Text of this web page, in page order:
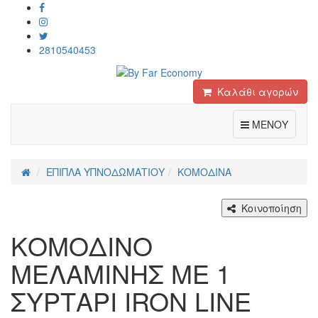
2810540453
Καλάθι αγορών
ΜΕΝΟΥ
ΕΠΙΠΛΑ ΥΠΝΟΔΩΜΑΤΙΟΥ ΚΟΜΟΔΙΝΑ
Κοινοποίηση
ΚΟΜΟΔΙΝΟ
ΜΕΛΑΜΙΝΗΣ ΜΕ 1
ΣΥΡΤΑΡΙ IRON LINE